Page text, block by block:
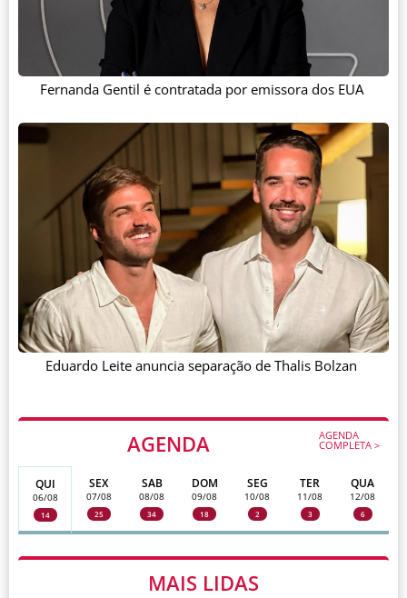
AGENDA AGENDA
COMPLETA >
QUI
06/08
14
SEX
07/08
25
SAB
08/08
34
DOM
09/08
18
SEG
10/08
2
TER
11/08
3
QUA
12/08
6
MAIS LIDAS
Fernanda Gentil é contratada por emissora dos EUA
Eduardo Leite anuncia separação de Thalis Bolzan